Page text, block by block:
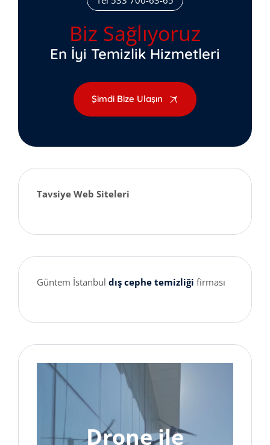
Biz Sağlıyoruz
En İyi Temizlik Hizmetleri
Şimdi Bize Ulaşın
Tavsiye Web Siteleri
Güntem İstanbul dış cephe temizliği firması
Drone ile